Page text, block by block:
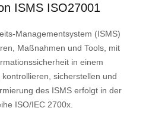
ISMS ISO27001
Managementsystem (ISMS)
Maßnahmen und Tools, mit
in einem
sicherstellen und
des ISMS erfolgt in der
ISO/IEC 2700x.